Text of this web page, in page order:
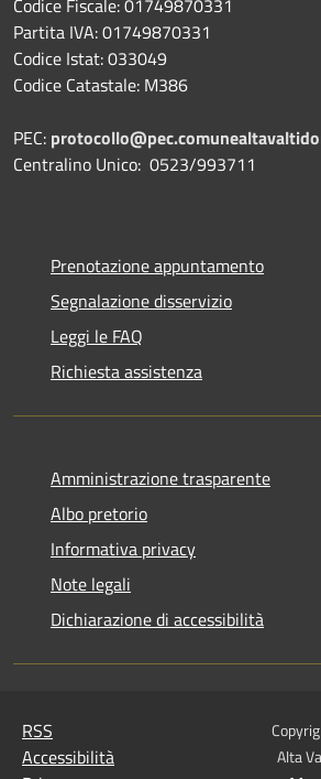
Codice Fiscale: 01749870331
Partita IVA: 01749870331
Codice Istat: 033049
Codice Catastale: M386
PEC:
Centralino Unico: 0523/993711
Prenotazione appuntamento
Segnalazione disservizio
Leggi le FAQ
Richiesta assistenza
Amministrazione trasparente
Albo pretorio
Informativa privacy
Note legali
Dichiarazione di accessibilità
RSS
Accessibilità
Alta